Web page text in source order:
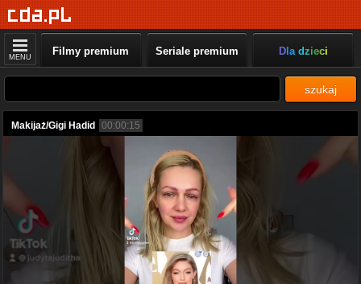
MENU Filmy premium Seriale premium Dla dzieci
szukaj
Makijaż/Gigi Hadid 00:00:15